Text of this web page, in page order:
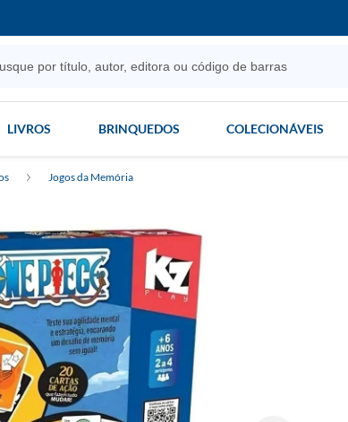
LIVROS BRINQUEDOS COLECIONÁVEIS
Jogos da Memória